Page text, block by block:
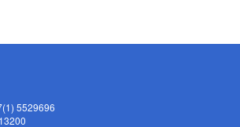
5529696